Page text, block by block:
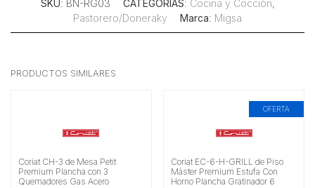
SKU: BN-RG03 CATEGORÍAS: Cocina y Cocción,
Pastorero/Doneraky
Marca: Migsa
PRODUCTOS SIMILARES
Coriat CH-3 de Mesa Petit
Premium Plancha con 3
Quemadores Gas Acero
OFERTA
Coriat EC-6-H-GRILL de Piso
Máster Premium Estufa Con
Horno Plancha Gratinador 6